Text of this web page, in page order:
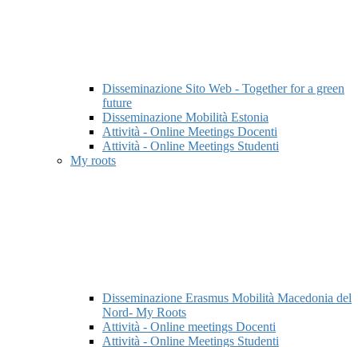
Disseminazione Sito Web - Together for a green
future
Disseminazione Mobilità Estonia
Attività - Online Meetings Docenti
Attività - Online Meetings Studenti
My roots
Disseminazione Erasmus Mobilità Macedonia del
Nord- My Roots
Attività - Online meetings Docenti
Attività - Online Meetings Studenti